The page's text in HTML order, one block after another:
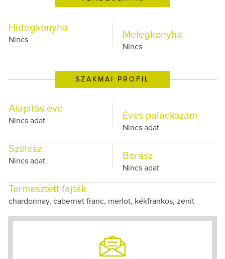
Hidegkonyha
Nincs Melegkonyha
Nincs
SZAKMAI PROFIL
Alapítás éve
Nincs adat Éves palackszám
Nincs adat
Szőlész
Nincs adat Borász
Nincs adat
Termesztett fajták
chardonnay, cabernet franc, merlot, kékfrankos, zenit